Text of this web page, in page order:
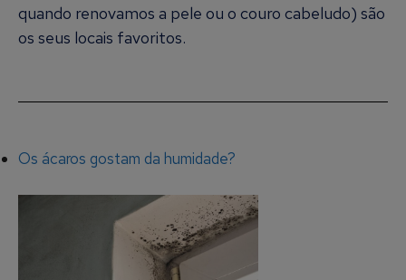
quando renovamos a pele ou o couro cabeludo) são
os seus locais favoritos.
Os ácaros gostam da humidade?